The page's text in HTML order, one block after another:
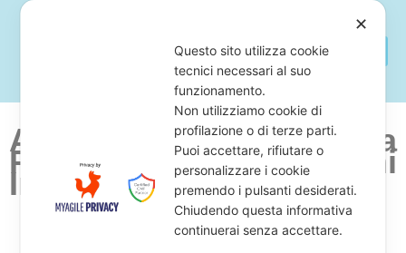
Avvocato Per Opporsi a
Pignoramenti Termini
Imerese
✕
Questo sito utilizza cookie
tecnici necessari al suo
funzionamento.
Non utilizziamo cookie di
profilazione o di terze parti.
Puoi accettare, rifiutare o
personalizzare i cookie
premendo i pulsanti desiderati.
Chiudendo questa informativa
continuerai senza accettare.